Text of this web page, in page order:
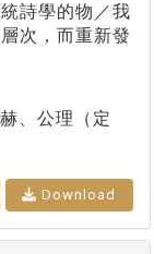
詩學的物／我
次，而重新發
、公理（定
Download